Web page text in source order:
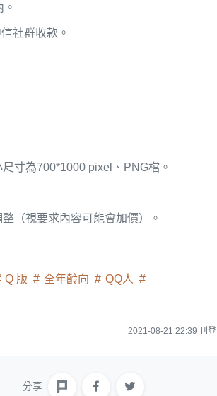
社群收款。
為700*1000 pixel、PNG檔。
視要求內容可能會加價）。
Q 版 全年齡向
QQ人
2021-08-21 22:39 刊登
分享